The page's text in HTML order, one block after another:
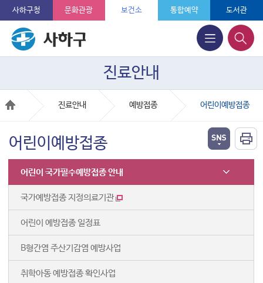
사하구청 문화관광 보건소 통합예약 도서관
진료안내
진료안내 예방접종 어린이예방접종
어린이예방접종
어린이 국가필수예방접종 안내
국가예방접종 지정의료기관
어린이 예방접종 일정표
B형간염 주산기감염 예방사업
취학아동 예방접종 확인사업